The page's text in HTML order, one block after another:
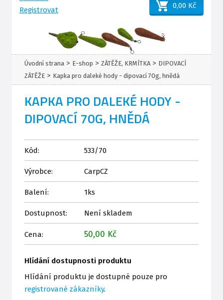
Registrovat
0,00 Kč
Úvodní strana > E-shop > ZÁTĚŽE, KRMÍTKA > DIPOVACÍ
ZÁTĚŽE > Kapka pro daleké hody - dipovací 70g, hnědá
KAPKA PRO DALEKÉ HODY -
DIPOVACÍ 70G, HNĚDÁ
Kód: 533/70
Výrobce: CarpCZ
Balení: 1ks
Dostupnost: Není skladem
Cena: 50,00 Kč
Hlídání dostupnosti produktu
Hlídání produktu je dostupné pouze pro
registrované zákazníky.